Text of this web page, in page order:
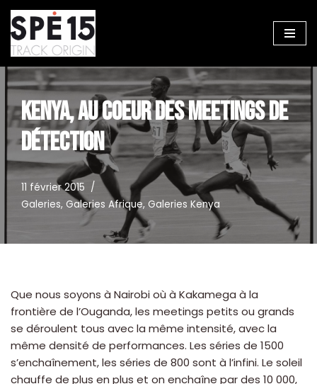
Aller
au
contenu
KENYA, AU COEUR DES MEETINGS DE
DÉTECTION
11 février 2015
Galeries, Galeries Afrique, Galeries Kenya
Que nous soyons à Nairobi où à Kakamega à la
frontière de l’Ouganda, les meetings petits ou grands
se déroulent tous avec la même intensité, avec la
même densité de performances. Les séries de 1500
s’enchaînement, les séries de 800 sont à l’infini. Le soleil
chauffe de plus en plus et on enchaîne par des 10 000,